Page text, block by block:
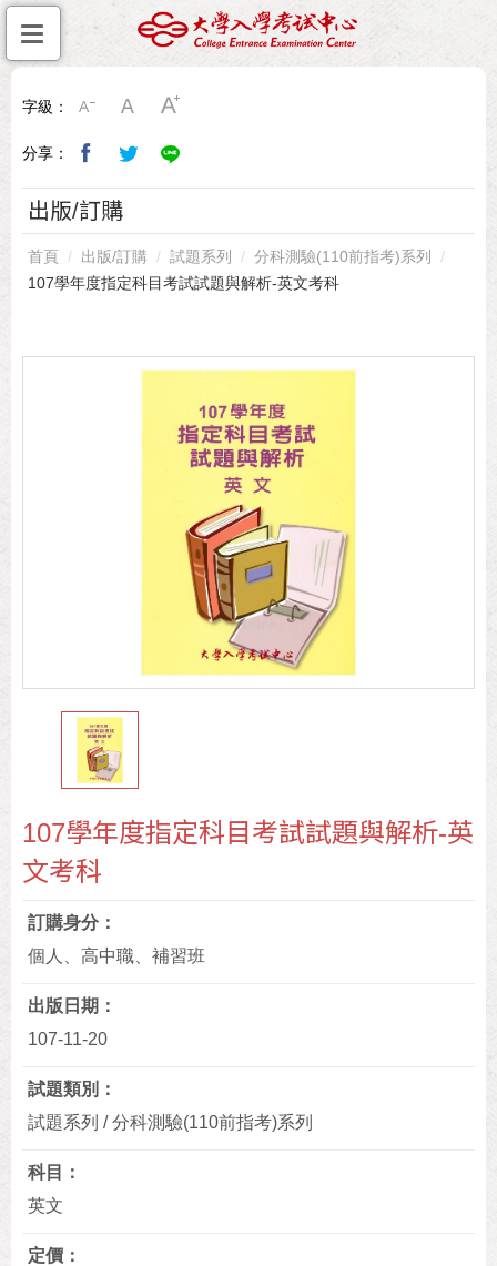
字級：
分享：
出版/訂購
首頁 出版/訂購 試題系列
分科測驗(110前指考)系列
107學年度指定科目考試試題與解析-英文考科
107學年度指定科目考試試題與解析-英
文考科
訂購身分
個人、高中職、補習班
出版日期
107-11-20
試題類別
試題系列 / 分科測驗(110前指考)系列
科目
英文
定價